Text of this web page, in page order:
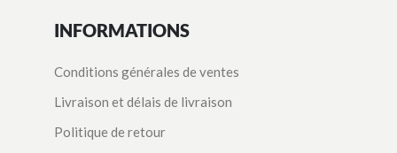
INFORMATIONS
Conditions générales de ventes
Livraison et délais de livraison
Politique de retour